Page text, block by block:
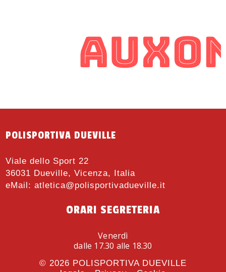
POLISPORTIVA DUEVILLE
Viale dello Sport 22
36031 Dueville, Vicenza, Italia
eMail: atletica@polisportivadueville.it
ORARI SEGRETERIA
Venerdì
dalle 17.30 alle 18.30
© 2026 POLISPORTIVA DUEVILLE